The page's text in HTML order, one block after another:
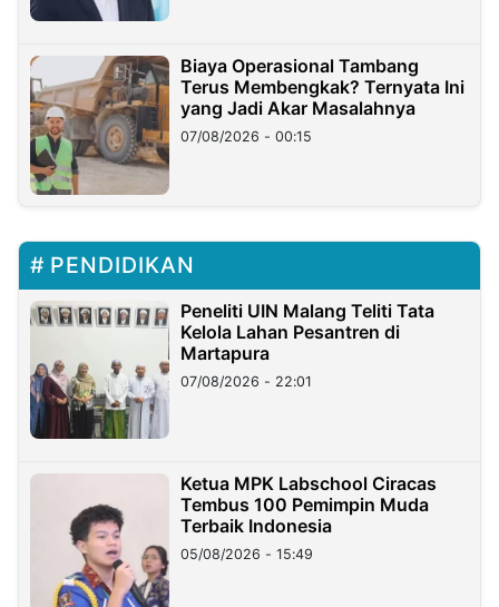
Biaya Operasional Tambang
Terus Membengkak? Ternyata Ini
yang Jadi Akar Masalahnya
07/08/2026 - 00:15
PENDIDIKAN
Peneliti UIN Malang Teliti Tata
Kelola Lahan Pesantren di
Martapura
07/08/2026 - 22:01
Ketua MPK Labschool Ciracas
Tembus 100 Pemimpin Muda
Terbaik Indonesia
05/08/2026 - 15:49